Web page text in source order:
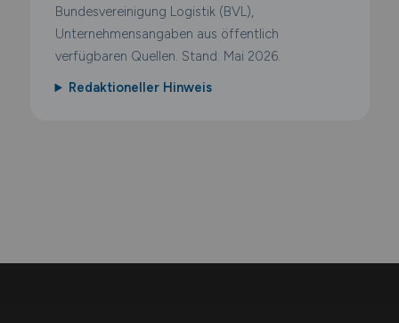
Bundesvereinigung Logistik (BVL),
Unternehmensangaben aus öffentlich
verfügbaren Quellen. Stand: Mai 2026.
Redaktioneller Hinweis